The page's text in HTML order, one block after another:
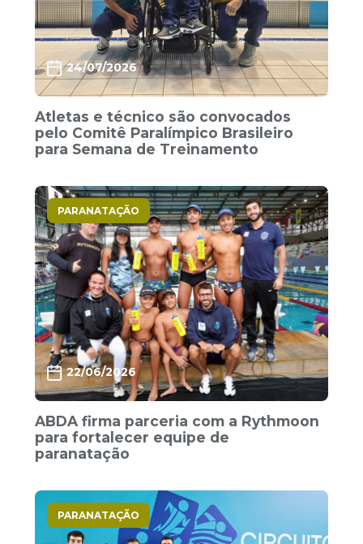
24/07/2026
Atletas e técnico são convocados
pelo Comitê Paralímpico Brasileiro
para Semana de Treinamento
PARANATAÇÃO
22/06/2026
ABDA firma parceria com a Rythmoon
para fortalecer equipe de
paranatação
PARANATAÇÃO